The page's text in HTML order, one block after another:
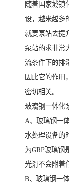
随着国家城镇
设，越来越多
就要泵站去提
泵站的求非常
流条件下的排
因此它的作用
密切相关。
玻璃钢一体化
A、玻璃钢一
水处理设备的
为GRP玻璃钢
光滑不会附着
B、玻璃钢一